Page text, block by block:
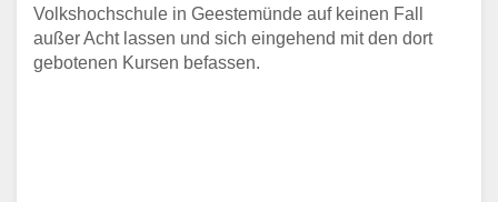
Volkshochschule in Geestemünde auf keinen Fall
außer Acht lassen und sich eingehend mit den dort
gebotenen Kursen befassen.